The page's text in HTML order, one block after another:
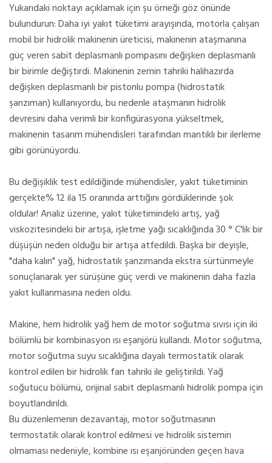
Yukarıdaki noktayı açıklamak için şu örneği göz önünde
bulundurun: Daha iyi yakıt tüketimi arayışında, motorla çalışan
mobil bir hidrolik makinenin üreticisi, makinenin ataşmanına
güç veren sabit deplasmanlı pompasını değişken deplasmanlı
bir birimle değiştirdi. Makinenin zemin tahriki halihazırda
değişken deplasmanlı bir pistonlu pompa (hidrostatik
şanzıman) kullanıyordu, bu nedenle ataşmanın hidrolik
devresini daha verimli bir konfigürasyona yükseltmek,
makinenin tasarım mühendisleri tarafından mantıklı bir ilerleme
gibi görünüyordu.
Bu değişiklik test edildiğinde mühendisler, yakıt tüketiminin
gerçekte% 12 ila 15 oranında arttığını gördüklerinde şok
oldular! Analiz üzerine, yakıt tüketimindeki artış, yağ
viskozitesindeki bir artışa, işletme yağı sıcaklığında 30 ° C'lik bir
düşüşün neden olduğu bir artışa atfedildi. Başka bir deyişle,
"daha kalın" yağ, hidrostatik şanzımanda ekstra sürtünmeyle
sonuçlanarak yer sürüşüne güç verdi ve makinenin daha fazla
yakıt kullanmasına neden oldu.
Makine, hem hidrolik yağ hem de motor soğutma sıvısı için iki
bölümlü bir kombinasyon ısı eşanjörü kullandı. Motor soğutma,
motor soğutma suyu sıcaklığına dayalı termostatik olarak
kontrol edilen bir hidrolik fan tahriki ile geliştirildi. Yağ
soğutucu bölümü, orijinal sabit deplasmanlı hidrolik pompa için
boyutlandırıldı.
Bu düzenlemenin dezavantajı, motor soğutmasının
termostatik olarak kontrol edilmesi ve hidrolik sistemin
olmaması nedeniyle, kombine ısı eşanjöründen geçen hava